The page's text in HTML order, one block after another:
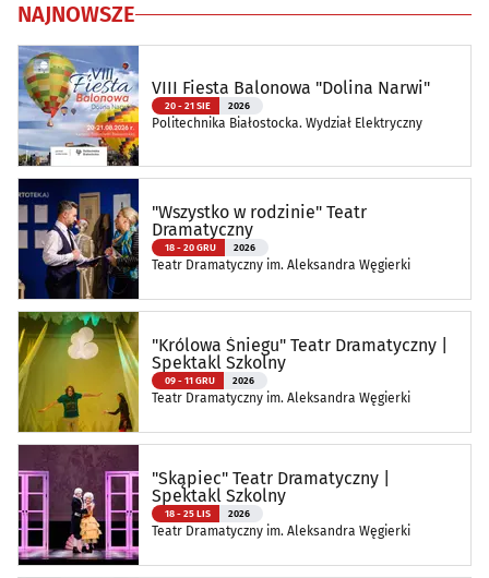
NAJNOWSZE
VIII Fiesta Balonowa "Dolina Narwi"
20 - 21 SIE 2026
Politechnika Białostocka. Wydział Elektryczny
"Wszystko w rodzinie" Teatr
Dramatyczny
18 - 20 GRU 2026
Teatr Dramatyczny im. Aleksandra Węgierki
"Królowa Śniegu" Teatr Dramatyczny |
Spektakl Szkolny
09 - 11 GRU 2026
Teatr Dramatyczny im. Aleksandra Węgierki
"Skąpiec" Teatr Dramatyczny |
Spektakl Szkolny
18 - 25 LIS 2026
Teatr Dramatyczny im. Aleksandra Węgierki